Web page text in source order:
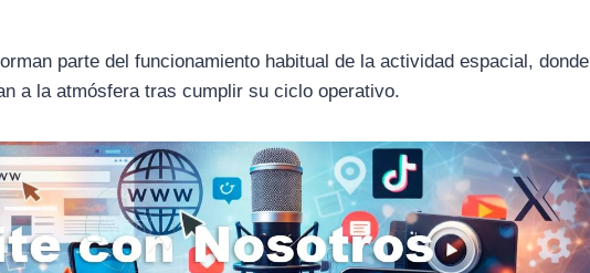
parte del funcionamiento habitual de la actividad espacial, donde
a la atmósfera tras cumplir su ciclo operativo.